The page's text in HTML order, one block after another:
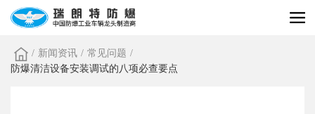
/ 新闻资讯 / 常见问题 /
防爆清洁设备安装调试的八项必查要点